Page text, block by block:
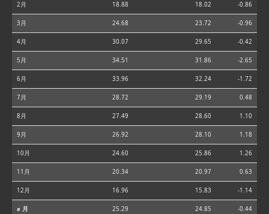
2月 18.88 18.02 -0.86
3月 24.68 23.72 -0.96
4月 30.07 29.65 -0.42
5月 34.51 31.86 -2.65
6月 33.96 32.24 -1.72
7月 28.72 29.19 0.48
8月 27.49 28.60 1.10
9月 26.92 28.10 1.18
10月 24.60 25.86 1.26
11月 20.34 20.97 0.63
12月 16.96 15.83 -1.14
⌀ 月 25.29 24.85 -0.44